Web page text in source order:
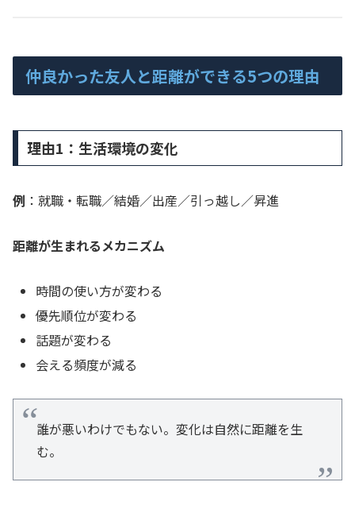
仲良かった友人と距離ができる5つの理由
理由1：生活環境の変化
例 ：就職・転職／結婚／出産／引っ越し／昇進
距離が生まれるメカニズム
時間の使い方が変わる
優先順位が変わる
話題が変わる
会える頻度が減る
誰が悪いわけでもない。変化は自然に距離を生
む。